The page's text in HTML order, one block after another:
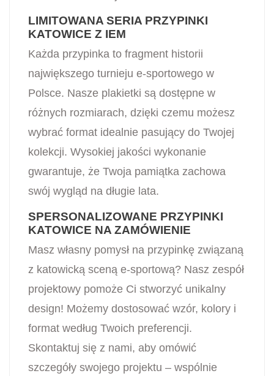
LIMITOWANA SERIA PRZYPINKI
KATOWICE Z IEM
Każda przypinka to fragment historii
największego turnieju e-sportowego w
Polsce. Nasze plakietki są dostępne w
różnych rozmiarach, dzięki czemu możesz
wybrać format idealnie pasujący do Twojej
kolekcji. Wysokiej jakości wykonanie
gwarantuje, że Twoja pamiątka zachowa
swój wygląd na długie lata.
SPERSONALIZOWANE PRZYPINKI
KATOWICE NA ZAMÓWIENIE
Masz własny pomysł na przypinkę związaną
z katowicką sceną e-sportową? Nasz zespół
projektowy pomoże Ci stworzyć unikalny
design! Możemy dostosować wzór, kolory i
format według Twoich preferencji.
Skontaktuj się z nami, aby omówić
szczegóły swojego projektu – wspólnie